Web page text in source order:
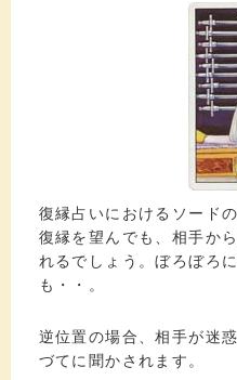
復縁占いにおけるソード
復縁を望んでも、相手か
れるでしょう。ぼろぼろ
も・・。
逆位置の場合、相手が迷
づてに聞かされます。